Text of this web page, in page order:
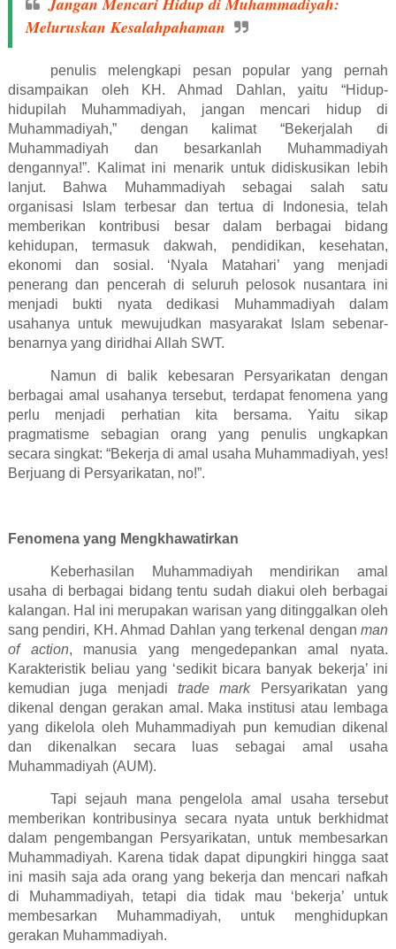
Meluruskan Kesalahpahaman
penulis melengkapi pesan popular yang pernah
disampaikan oleh KH. Ahmad Dahlan, yaitu “Hidup-
hidupilah Muhammadiyah, jangan mencari hidup di
Muhammadiyah,” dengan kalimat “Bekerjalah di
Muhammadiyah dan besarkanlah Muhammadiyah
dengannya!”. Kalimat ini menarik untuk didiskusikan lebih
lanjut. Bahwa Muhammadiyah sebagai salah satu
organisasi Islam terbesar dan tertua di Indonesia, telah
memberikan kontribusi besar dalam berbagai bidang
kehidupan, termasuk dakwah, pendidikan, kesehatan,
ekonomi dan sosial. ‘Nyala Matahari’ yang menjadi
penerang dan pencerah di seluruh pelosok nusantara ini
menjadi bukti nyata dedikasi Muhammadiyah dalam
usahanya untuk mewujudkan masyarakat Islam sebenar-
benarnya yang diridhai Allah SWT.
Namun di balik kebesaran Persyarikatan dengan
berbagai amal usahanya tersebut, terdapat fenomena yang
perlu menjadi perhatian kita bersama. Yaitu sikap
pragmatisme sebagian orang yang penulis ungkapkan
secara singkat: “Bekerja di amal usaha Muhammadiyah, yes!
Berjuang di Persyarikatan, no!”.
Fenomena yang Mengkhawatirkan
Keberhasilan Muhammadiyah mendirikan amal
usaha di berbagai bidang tentu sudah diakui oleh berbagai
kalangan. Hal ini merupakan warisan yang ditinggalkan oleh
sang pendiri, KH. Ahmad Dahlan yang terkenal denganman
of action, manusia yang mengedepankan amal nyata.
Karakteristik beliau yang ‘sedikit bicara banyak bekerja’ ini
kemudian juga menjadi trade markPersyarikatan yang
dikenal dengan gerakan amal. Maka institusi atau lembaga
yang dikelola oleh Muhammadiyah pun kemudian dikenal
dan dikenalkan secara luas sebagai amal usaha
Muhammadiyah (AUM).
Tapi sejauh mana pengelola amal usaha tersebut
memberikan kontribusinya secara nyata untuk berkhidmat
dalam pengembangan Persyarikatan, untuk membesarkan
Muhammadiyah. Karena tidak dapat dipungkiri hingga saat
ini masih saja ada orang yang bekerja dan mencari nafkah
di Muhammadiyah, tetapi dia tidak mau ‘bekerja’ untuk
membesarkan Muhammadiyah, untuk menghidupkan
gerakan Muhammadiyah.